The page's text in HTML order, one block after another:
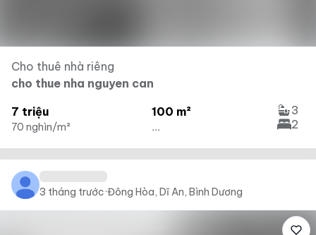
Cho thuê nhà riêng
cho thue nha nguyen can
7 triệu
70 nghìn/m²
100 m²
...
3
2
3 tháng trước·Đông Hòa, Dĩ An, Bình Dương